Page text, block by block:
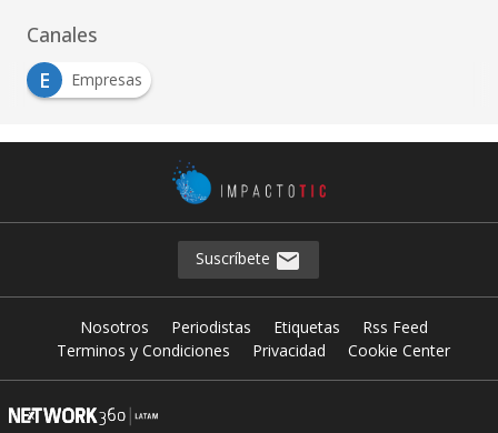
Canales
E
Empresas
Suscríbete
Nosotros Periodistas Etiquetas
Rss Feed
Terminos y Condiciones
Privacidad Cookie Center